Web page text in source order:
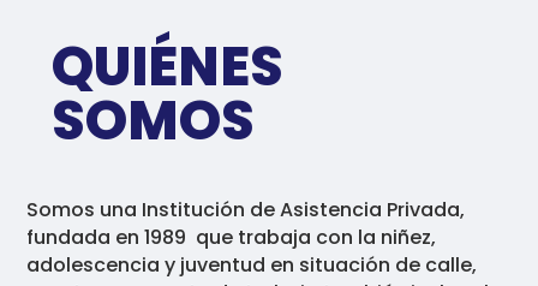
QUIÉNES
SOMOS
Somos una Institución de Asistencia Privada,
fundada en 1989 que trabaja con la niñez,
adolescencia y juventud en situación de calle,